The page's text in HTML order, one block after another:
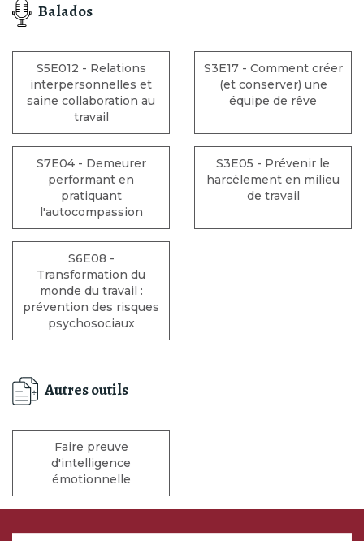
Balados
S5E012 - Relations
interpersonnelles et
saine collaboration au
travail
S3E17 - Comment créer
(et conserver) une
équipe de rêve
S7E04 - Demeurer
performant en
pratiquant
l'autocompassion
S3E05 - Prévenir le
harcèlement en milieu
de travail
S6E08 -
Transformation du
monde du travail :
prévention des risques
psychosociaux
Autres outils
Faire preuve
d'intelligence
émotionnelle